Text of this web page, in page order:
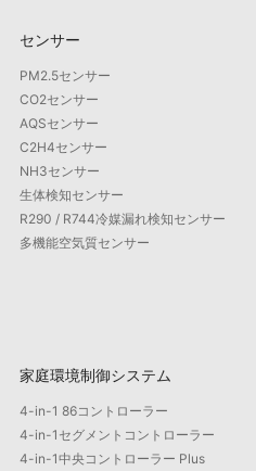
センサー
PM2.5センサー
CO2センサー
AQSセンサー
C2H4センサー
NH3センサー
生体検知センサー
R290 / R744冷媒漏れ検知センサー
多機能空気質センサー
家庭環境制御システム
4-in-1 86コントローラー
4-in-1セグメントコントローラー
4-in-1中央コントローラー Plus